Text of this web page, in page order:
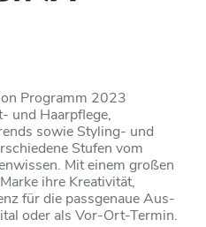
Programm 2023
und Haarpflege,
sowie Styling- und
Stufen vom
Mit einem großen
ihre Kreativität,
für die passgenaue Aus-
oder als Vor-Ort-Termin.